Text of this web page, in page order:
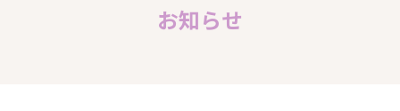
教育・保育の方針
お知らせ